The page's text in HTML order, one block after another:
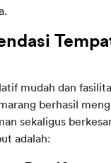
mudah dan
berhasil
sekaligus
adalah: